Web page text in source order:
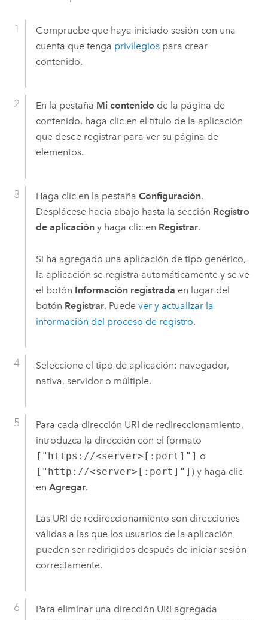
Compruebe que haya iniciado sesión con una
cuenta que tenga privilegiospara crear
contenido.
En la pestaña Mi contenido de la página de
contenido, haga clic en el título de la aplicación
que desee registrar para ver su página de
elementos.
Haga clic en la pestaña Configuración.
Desplácese hacia abajo hasta la sección Registro
de aplicacióny haga clic en Registrar.
Si ha agregado una aplicación de tipo genérico,
la aplicación se registra automáticamente y se ve
el botón Información registrada en lugar del
botón Registrar. Puede ver y actualizar la
información del proceso de registro.
Seleccione el tipo de aplicación: navegador,
nativa, servidor o múltiple.
Para cada dirección URI de redireccionamiento,
introduzca la dirección con el formato
["https://<server>[:port]"] o
["http://<server>[:port]"] ) y haga clic
en Agregar.
Las URI de redireccionamiento son direcciones
válidas a las que los usuarios de la aplicación
pueden ser redirigidos después de iniciar sesión
correctamente.
Para eliminar una dirección URI agregada